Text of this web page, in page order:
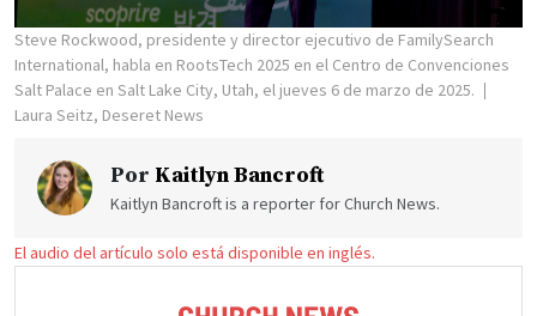
Steve Rockwood, presidente y director ejecutivo de FamilySearch
International, habla en RootsTech 2025 en el Centro de Convenciones
Salt Palace en Salt Lake City, Utah, el jueves 6 de marzo de 2025.
Laura Seitz, Deseret News
Por Kaitlyn Bancroft
Kaitlyn Bancroft is a reporter for Church News.
El audio del artículo solo está disponible en inglés.